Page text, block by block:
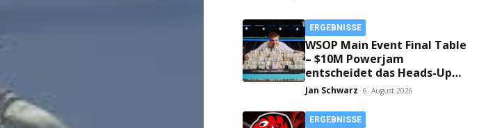
ERGEBNISSE
WSOP Main Event Final Table
– $10M Powerjam
entscheidet das Heads-Up
zwischen Jumalon und
Saaskilahti!
Jan Schwarz 6. August 2026
ERGEBNISSE